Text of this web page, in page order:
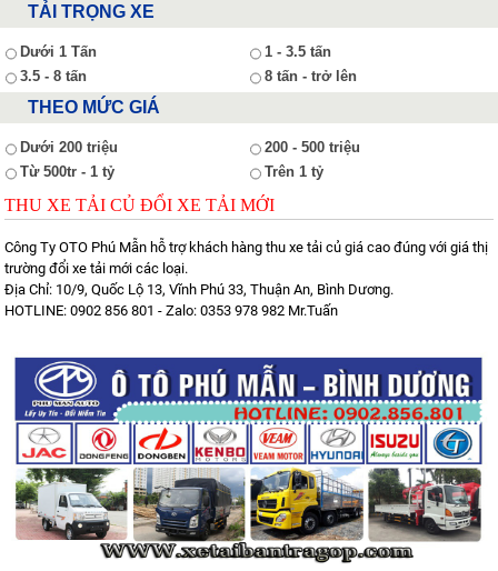
TẢI TRỌNG XE
Dưới 1 Tấn
1 - 3.5 tấn
3.5 - 8 tấn
8 tấn - trở lên
THEO MỨC GIÁ
Dưới 200 triệu
200 - 500 triệu
Từ 500tr - 1 tỷ
Trên 1 tỷ
THU XE TẢI CỦ ĐỔI XE TẢI MỚI
Công Ty OTO Phú Mẫn hỗ trợ khách hàng thu xe tải củ giá cao đúng với giá thị
trường đổi xe tải mới các loại.
Địa Chỉ: 10/9, Quốc Lộ 13, Vĩnh Phú 33, Thuận An, Bình Dương.
HOTLINE: 0902 856 801 - Zalo: 0353 978 982 Mr.Tuấn
Xe tải Foton 990kg
Xe tải Foton 990kg